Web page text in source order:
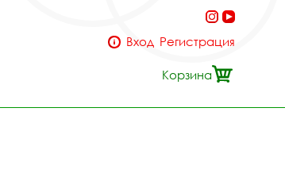
Вход Регистрация
Корзина